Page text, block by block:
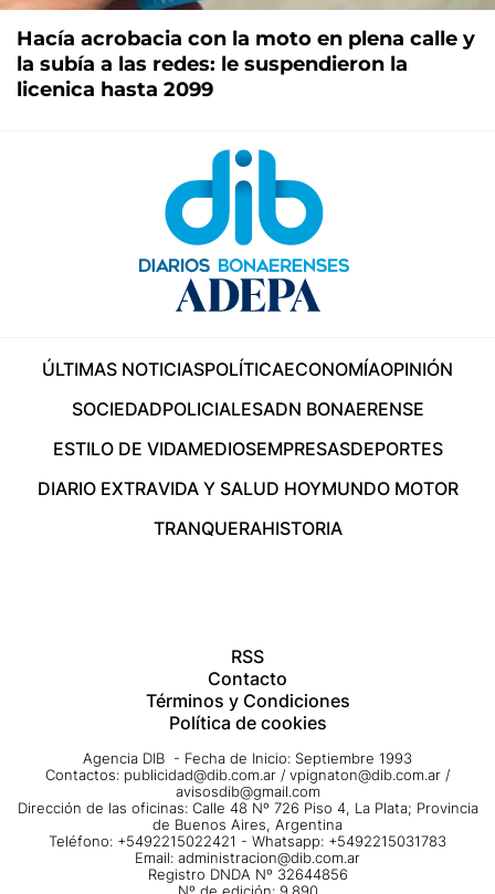
Hacía acrobacia con la moto en plena calle y
la subía a las redes: le suspendieron la
licenica hasta 2099
ÚLTIMAS NOTICIASPOLÍTICAECONOMÍAOPINIÓN
SOCIEDADPOLICIALESADN BONAERENSE
ESTILO DE VIDAMEDIOSEMPRESASDEPORTES
DIARIO EXTRAVIDA Y SALUD HOYMUNDO MOTOR
TRANQUERAHISTORIA
RSS
Contacto
Términos y Condiciones
Política de cookies
Agencia DIB - Fecha de Inicio: Septiembre 1993
Contactos: publicidad@dib.com.ar / vpignaton@dib.com.ar /
avisosdib@gmail.com
Dirección de las oficinas: Calle 48 Nº 726 Piso 4, La Plata; Provincia
de Buenos Aires, Argentina
Teléfono: +5492215022421 - Whatsapp: +5492215031783
Email: administracion@dib.com.ar
Registro DNDA Nº 32644856